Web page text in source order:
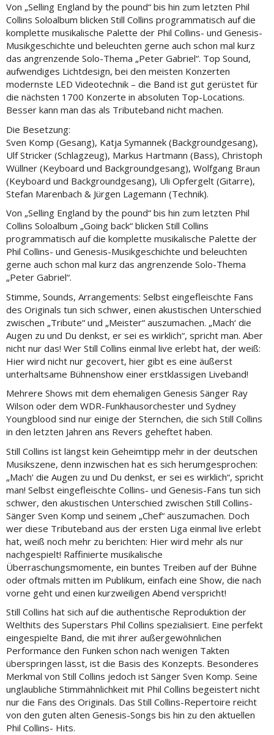
Von „Selling England by the pound“ bis hin zum letzten Phil
Collins Soloalbum blicken Still Collins programmatisch auf die
komplette musikalische Palette der Phil Collins- und Genesis-
Musikgeschichte und beleuchten gerne auch schon mal kurz
das angrenzende Solo-Thema „Peter Gabriel“. Top Sound,
aufwendiges Lichtdesign, bei den meisten Konzerten
modernste LED Videotechnik – die Band ist gut gerüstet für
die nächsten 1700 Konzerte in absoluten Top-Locations.
Besser kann man das als Tributeband nicht machen.
Die Besetzung:
Sven Komp (Gesang), Katja Symannek (Backgroundgesang),
Ulf Stricker (Schlagzeug), Markus Hartmann (Bass), Christoph
Wüllner (Keyboard und Backgroundgesang), Wolfgang Braun
(Keyboard und Backgroundgesang), Uli Opfergelt (Gitarre),
Stefan Marenbach & Jürgen Lagemann (Technik).
Von „Selling England by the pound“ bis hin zum letzten Phil
Collins Soloalbum „Going back“ blicken Still Collins
programmatisch auf die komplette musikalische Palette der
Phil Collins- und Genesis-Musikgeschichte und beleuchten
gerne auch schon mal kurz das angrenzende Solo-Thema
„Peter Gabriel“.
Stimme, Sounds, Arrangements: Selbst eingefleischte Fans
des Originals tun sich schwer, einen akustischen Unterschied
zwischen „Tribute“ und „Meister“ auszumachen. „Mach‘ die
Augen zu und Du denkst, er sei es wirklich“, spricht man. Aber
nicht nur das! Wer Still Collins einmal live erlebt hat, der weiß:
Hier wird nicht nur gecovert, hier gibt es eine äußerst
unterhaltsame Bühnenshow einer erstklassigen Liveband!
Mehrere Shows mit dem ehemaligen Genesis Sänger Ray
Wilson oder dem WDR-Funkhausorchester und Sydney
Youngblood sind nur einige der Sternchen, die sich Still Collins
in den letzten Jahren ans Revers geheftet haben.
Still Collins ist längst kein Geheimtipp mehr in der deutschen
Musikszene, denn inzwischen hat es sich herumgesprochen:
„Mach‘ die Augen zu und Du denkst, er sei es wirklich“, spricht
man! Selbst eingefleischte Collins- und Genesis-Fans tun sich
schwer, den akustischen Unterschied zwischen Still Collins-
Sänger Sven Komp und seinem „Chef“ auszumachen. Doch
wer diese Tributeband aus der ersten Liga einmal live erlebt
hat, weiß noch mehr zu berichten: Hier wird mehr als nur
nachgespielt! Raffinierte musikalische
Überraschungsmomente, ein buntes Treiben auf der Bühne
oder oftmals mitten im Publikum, einfach eine Show, die nach
vorne geht und einen kurzweiligen Abend verspricht!
Still Collins hat sich auf die authentische Reproduktion der
Welthits des Superstars Phil Collins spezialisiert. Eine perfekt
eingespielte Band, die mit ihrer außergewöhnlichen
Performance den Funken schon nach wenigen Takten
überspringen lässt, ist die Basis des Konzepts. Besonderes
Merkmal von Still Collins jedoch ist Sänger Sven Komp. Seine
unglaubliche Stimmähnlichkeit mit Phil Collins begeistert nicht
nur die Fans des Originals. Das Still Collins-Repertoire reicht
von den guten alten Genesis-Songs bis hin zu den aktuellen
Phil Collins- Hits.